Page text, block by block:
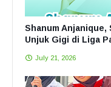
Shanum Anjanique,
Unjuk Gigi di Liga
July 21, 2026